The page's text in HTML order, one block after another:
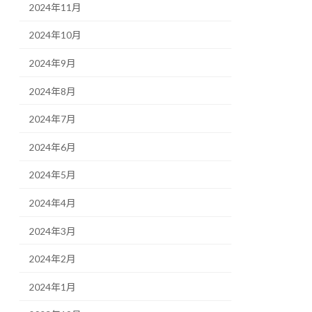
2024年11月
2024年10月
2024年9月
2024年8月
2024年7月
2024年6月
2024年5月
2024年4月
2024年3月
2024年2月
2024年1月